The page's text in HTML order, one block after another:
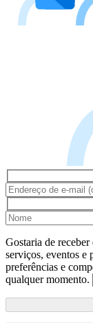
Gostaria de
serviços, eventos e
preferências e
qualquer momento.